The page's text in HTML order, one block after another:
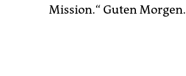
Mission.“ Guten Morgen.